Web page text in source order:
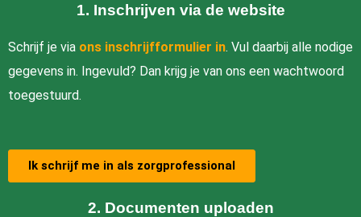
1. Inschrijven via de website
Schrijf je via ons inschrijfformulier in. Vul daarbij alle nodige
gegevens in. Ingevuld? Dan krijg je van ons een wachtwoord
toegestuurd.
Ik schrijf me in als zorgprofessional
2. Documenten uploaden